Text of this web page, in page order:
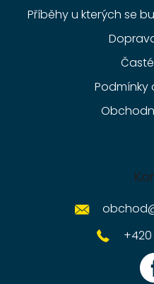
Příběhy u kterých se
Podmínky
obchod